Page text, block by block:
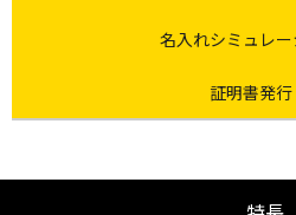
Other link
名入れシミュレ
Certificate
証明書発行